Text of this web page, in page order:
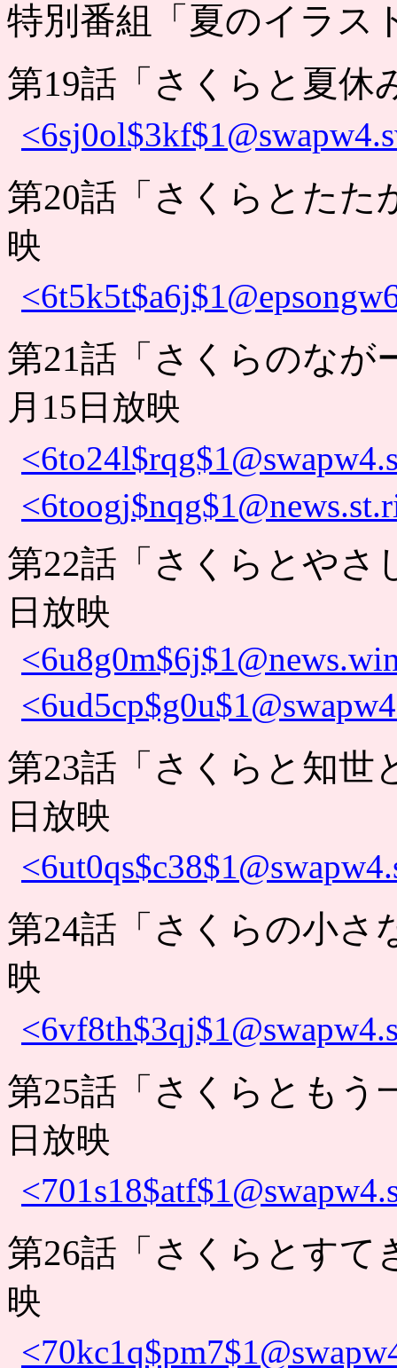
特別番組「夏のイラス
第19話「さくらと夏休
第20話「さくらとたた
映
第21話「さくらのなが
月15日放映
第22話「さくらとやさ
日放映
第23話「さくらと知世
日放映
第24話「さくらの小さ
映
第25話「さくらともう
日放映
第26話「さくらとすて
映